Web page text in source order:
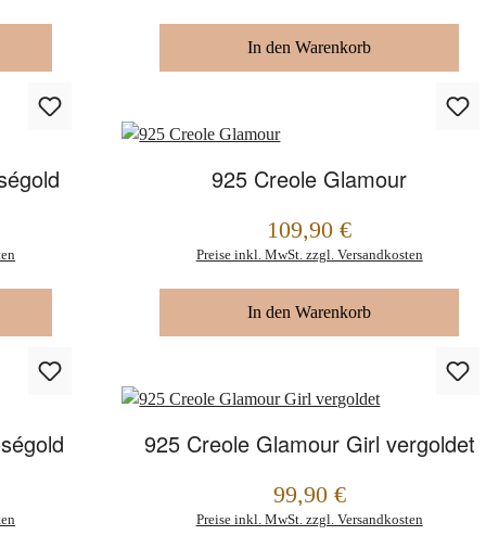
In den Warenkorb
925 Creole Glamour
109,90 €
Preise inkl. MwSt. zzgl. Versandkosten
In den Warenkorb
925 Creole Glamour Girl vergoldet
99,90 €
Preise inkl. MwSt. zzgl. Versandkosten